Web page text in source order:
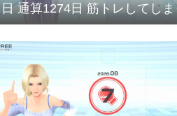
日 通算1274日 筋トレしてしま